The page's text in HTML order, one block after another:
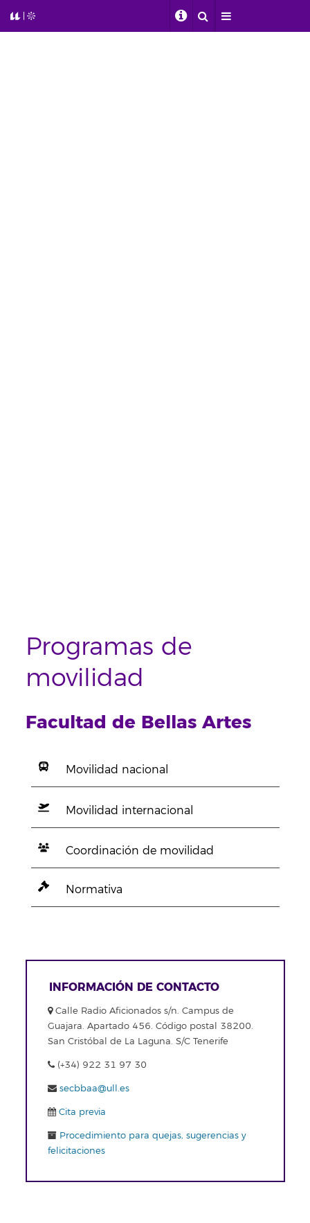
Programas de
movilidad
Facultad de Bellas Artes
Movilidad nacional
Movilidad internacional
Coordinación de movilidad
Normativa
INFORMACIÓN DE CONTACTO
Calle Radio Aficionados s/n. Campus de
Guajara. Apartado 456. Código postal 38200.
San Cristóbal de La Laguna. S/C Tenerife
(+34) 922 31 97 30
secbbaa@ull.es
Cita previa
Procedimiento para quejas, sugerencias y
felicitaciones